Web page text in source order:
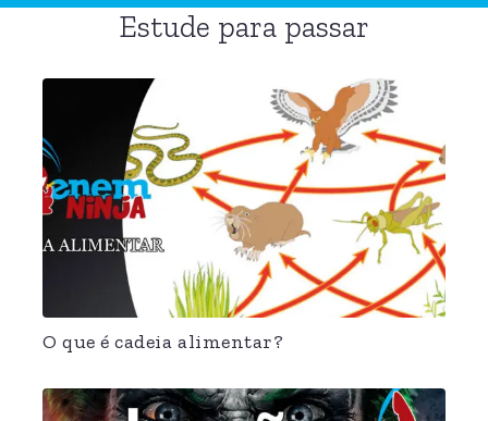
Estude para passar
O que é cadeia alimentar?